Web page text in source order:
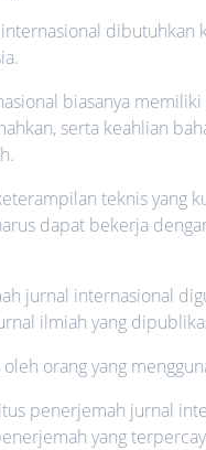
dibutuhkan
biasanya
serta keahlian
teknis yang
dapat bekerja
jurnal internasional
ilmiah yang
orang yang
penerjemah jurnal
yang